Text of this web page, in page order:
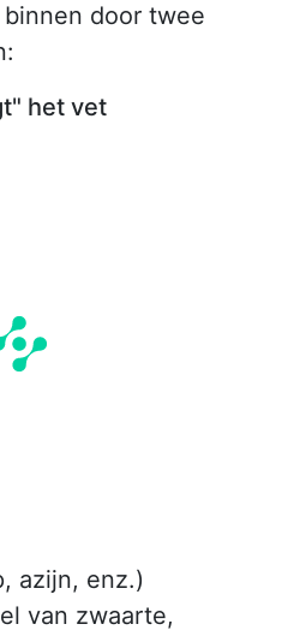
door twee
het vet
azijn, enz.)
van zwaarte,